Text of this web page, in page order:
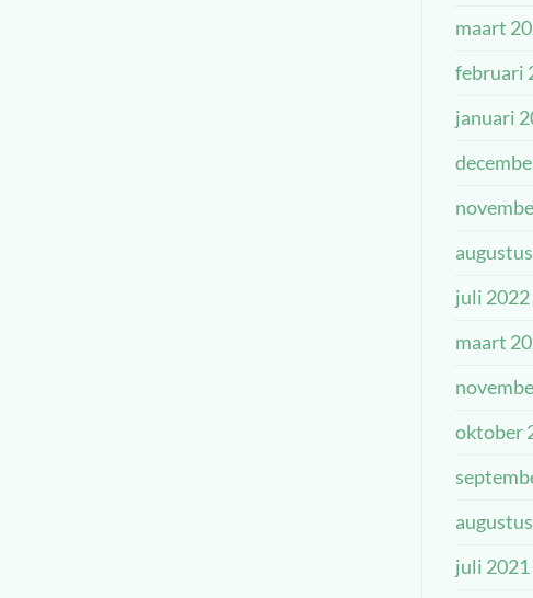
maart
februari
januari
juli 2022
maart
oktober
juli 2021